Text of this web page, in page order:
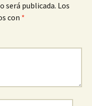
será publicada. Los
con *